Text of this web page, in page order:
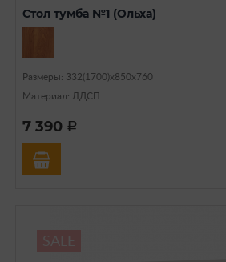
Стол тумба №1 (Ольха)
Размеры: 332(1700)х850х760
Материал: ЛДСП
7 390 a
SALE